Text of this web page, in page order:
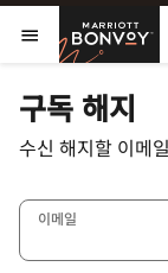
Skip to Content
메뉴 열기
구독 해지
수신 해지할 이메
이메일